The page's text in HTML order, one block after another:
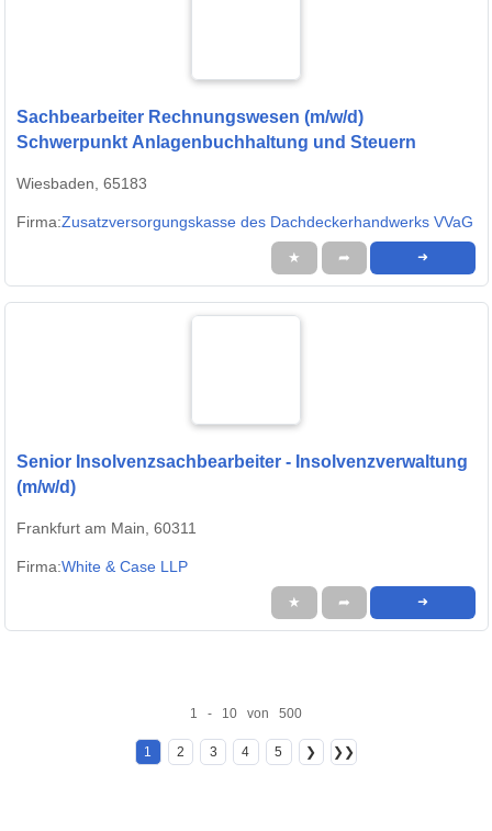
Sachbearbeiter Rechnungswesen (m/w/d)
Schwerpunkt Anlagenbuchhaltung und Steuern
Wiesbaden, 65183
Firma:Zusatzversorgungskasse des Dachdeckerhandwerks VVaG
★ ➦ ➜
Senior Insolvenzsachbearbeiter - Insolvenzverwaltung
(m/w/d)
Frankfurt am Main, 60311
Firma:White & Case LLP
★ ➦ ➜
1 - 10 von 500
1 2 3 4 5 ❯ ❯❯